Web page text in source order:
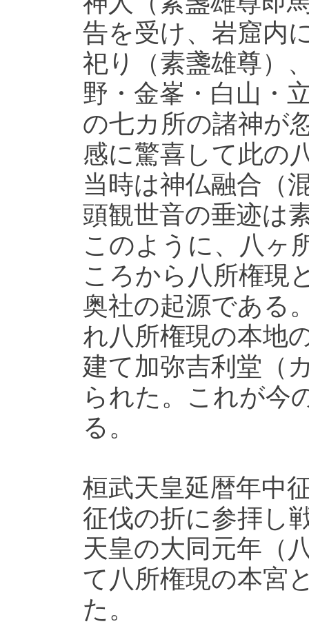
告を受け、岩窟内
祀り（素盞雄尊）
野・金峯・白山・
の七カ所の諸神が
感に驚喜して此の
当時は神仏融合（
頭観世音の垂迹は
このように、八ヶ
ころから八所権現
奥社の起源である
れ八所権現の本地
建て加弥吉利堂（
られた。これが今
る。
桓武天皇延暦年中
征伐の折に参拝し
天皇の大同元年（
て八所権現の本宮
た。